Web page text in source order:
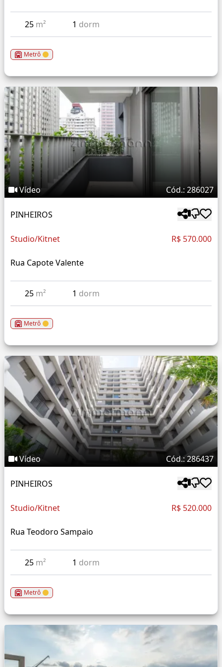
25 m² 1 dorm
Metrô
Vídeo Cód.: 286027
PINHEIROS
Studio/Kitnet R$ 570.000
Rua Capote Valente
25 m² 1 dorm
Metrô
Vídeo Cód.: 286437
PINHEIROS
Studio/Kitnet R$ 520.000
Rua Teodoro Sampaio
25 m² 1 dorm
Metrô